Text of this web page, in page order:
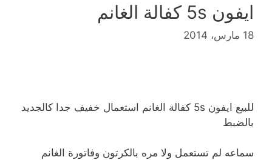
ايفون 5s كفالة الغانم
18 مارس، 2014
للبيع ايفون 5s كفالة الغانم استعمال خفيف جدا كالجديد
بالضبط
سماعه لم تستعمل ولا مره بالكرتون وفاتورة الغانم